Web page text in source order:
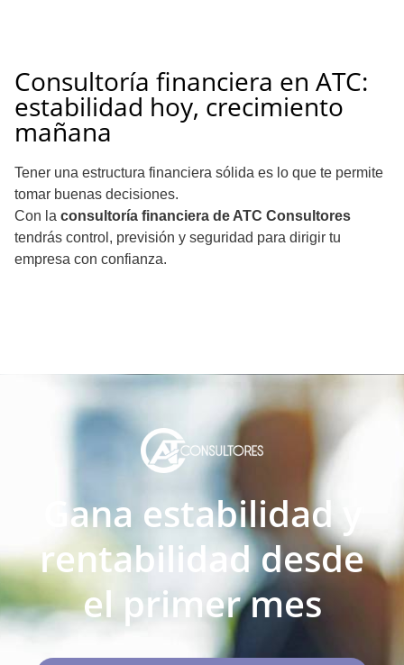
Consultoría financiera en ATC:
estabilidad hoy, crecimiento
mañana
Tener una estructura financiera sólida es lo que te permite
tomar buenas decisiones.
Con la consultoría financiera de ATC Consultores
tendrás control, previsión y seguridad para dirigir tu
empresa con confianza.
Gana estabilidad y
rentabilidad desde
el primer mes